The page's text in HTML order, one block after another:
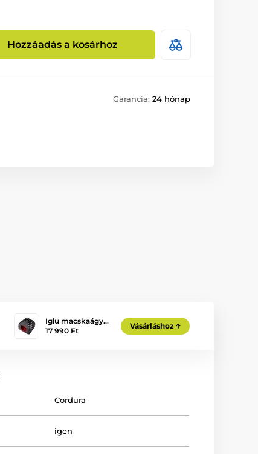
Hozzáadás a kosárhoz
Garancia: 24 hónap
Iglu macskaágy…
17 990 Ft
Vásárláshoz
Cordura
igen